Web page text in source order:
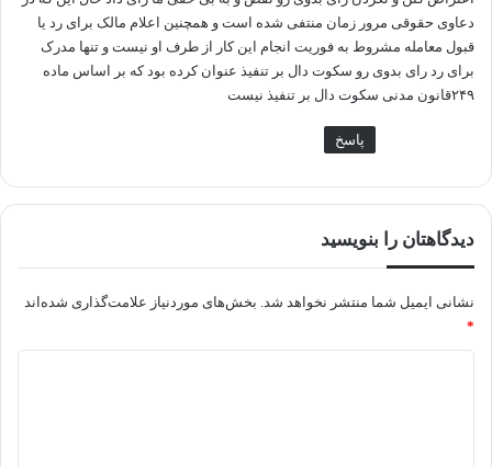
دعاوی حقوقی مرور زمان منتفی شده است و همچنین اعلام مالک برای رد یا
قبول معامله مشروط به فوریت انجام این کار از طرف او نیست و تنها مدرک
برای رد رای بدوی رو سکوت دال بر تنفیذ عنوان کرده بود که بر اساس ماده
۲۴۹قانون مدنی سکوت دال بر تنفیذ نیست
پاسخ
دیدگاهتان را بنویسید
نشانی ایمیل شما منتشر نخواهد شد. بخش‌های موردنیاز علامت‌گذاری شده‌اند
*